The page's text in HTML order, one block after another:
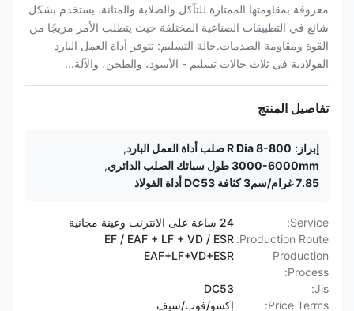
معروفة بمقاومتها الممتازة للتآكل والصلابة والمتانة. يستخدم بشكل
شائع في التطبيقات الصناعية المختلفة حيث يتطلب الأمر مزيجًا من
القوة ومقاومة الصدمات.حالة التسليم: تتوفر أداة العمل البارد
الفولاذية في ثلاث حالات تسليم - الأسود، والطحن، والآلة...
تفاصيل المنتج
R Dia 8-800 صلب أداة العمل البارد
,
3000-6000mm طول سبائك الصلب الدائري
,
Service:
Production Route:
EF / EAF + LF + VD / ESR
Production
Process:
EAF+LF+VD+ESR
DC53
Price Terms:
إكسو/فوب/سيف